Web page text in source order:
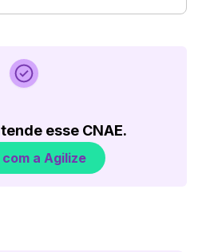
esse CNAE.
com a Agilize